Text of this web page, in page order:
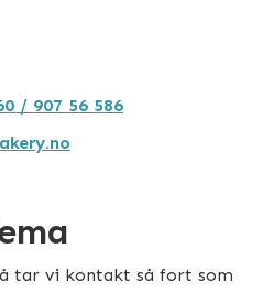
/ 907 56 586
tar vi kontakt så fort som